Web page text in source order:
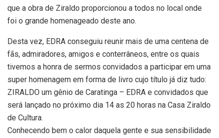
que a obra de Ziraldo proporcionou a todos no local onde
foi o grande homenageado deste ano.
Desta vez, EDRA conseguiu reunir mais de uma centena de
fãs, admiradores, amigos e conterrâneos, entre os quais
tivemos a honra de sermos convidados a participar em uma
super homenagem em forma de livro cujo título já diz tudo:
ZIRALDO um gênio de Caratinga – EDRA e convidados que
será lançado no próximo dia 14 as 20 horas na Casa Ziraldo
de Cultura.
Conhecendo bem o calor daquela gente e sua sensibilidade